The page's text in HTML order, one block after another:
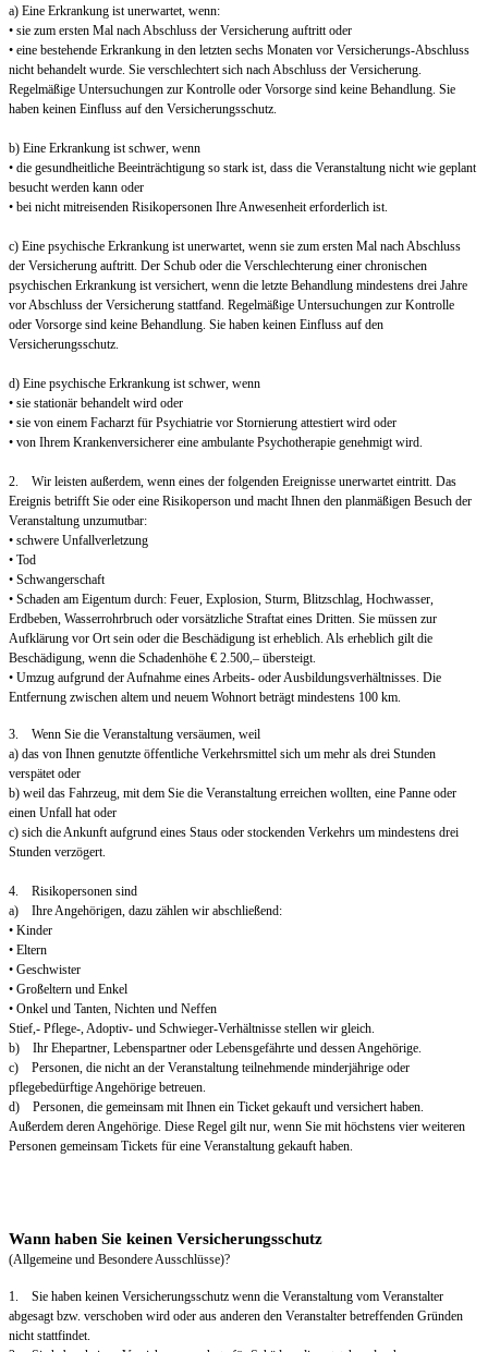
a) Eine Erkrankung ist unerwartet, wenn:
• sie zum ersten Mal nach Abschluss der Versicherung auftritt oder
• eine bestehende Erkrankung in den letzten sechs Monaten vor Versicherungs-Abschluss
nicht behandelt wurde. Sie verschlechtert sich nach Abschluss der Versicherung.
Regelmäßige Untersuchungen zur Kontrolle oder Vorsorge sind keine Behandlung. Sie
haben keinen Einfluss auf den Versicherungsschutz.
b) Eine Erkrankung ist schwer, wenn
• die gesundheitliche Beeinträchtigung so stark ist, dass die Veranstaltung nicht wie geplant
besucht werden kann oder
• bei nicht mitreisenden Risikopersonen Ihre Anwesenheit erforderlich ist.
c) Eine psychische Erkrankung ist unerwartet, wenn sie zum ersten Mal nach Abschluss
der Versicherung auftritt. Der Schub oder die Verschlechterung einer chronischen
psychischen Erkrankung ist versichert, wenn die letzte Behandlung mindestens drei Jahre
vor Abschluss der Versicherung stattfand. Regelmäßige Untersuchungen zur Kontrolle
oder Vorsorge sind keine Behandlung. Sie haben keinen Einfluss auf den
Versicherungsschutz.
d) Eine psychische Erkrankung ist schwer, wenn
• sie stationär behandelt wird oder
• sie von einem Facharzt für Psychiatrie vor Stornierung attestiert wird oder
• von Ihrem Krankenversicherer eine ambulante Psychotherapie genehmigt wird.
2. Wir leisten außerdem, wenn eines der folgenden Ereignisse unerwartet eintritt. Das
Ereignis betrifft Sie oder eine Risikoperson und macht Ihnen den planmäßigen Besuch der
Veranstaltung unzumutbar:
• schwere Unfallverletzung
• Tod
• Schwangerschaft
• Schaden am Eigentum durch: Feuer, Explosion, Sturm, Blitzschlag, Hochwasser,
Erdbeben, Wasserrohrbruch oder vorsätzliche Straftat eines Dritten. Sie müssen zur
Aufklärung vor Ort sein oder die Beschädigung ist erheblich. Als erheblich gilt die
Beschädigung, wenn die Schadenhöhe € 2.500,– übersteigt.
• Umzug aufgrund der Aufnahme eines Arbeits- oder Ausbildungsverhältnisses. Die
Entfernung zwischen altem und neuem Wohnort beträgt mindestens 100 km.
3. Wenn Sie die Veranstaltung versäumen, weil
a) das von Ihnen genutzte öffentliche Verkehrsmittel sich um mehr als drei Stunden
verspätet oder
b) weil das Fahrzeug, mit dem Sie die Veranstaltung erreichen wollten, eine Panne oder
einen Unfall hat oder
c) sich die Ankunft aufgrund eines Staus oder stockenden Verkehrs um mindestens drei
Stunden verzögert.
4. Risikopersonen sind
a) Ihre Angehörigen, dazu zählen wir abschließend:
• Kinder
• Eltern
• Geschwister
• Großeltern und Enkel
• Onkel und Tanten, Nichten und Neffen
Stief,- Pflege-, Adoptiv- und Schwieger-Verhältnisse stellen wir gleich.
b) Ihr Ehepartner, Lebenspartner oder Lebensgefährte und dessen Angehörige.
c) Personen, die nicht an der Veranstaltung teilnehmende minderjährige oder
pflegebedürftige Angehörige betreuen.
d) Personen, die gemeinsam mit Ihnen ein Ticket gekauft und versichert haben.
Außerdem deren Angehörige. Diese Regel gilt nur, wenn Sie mit höchstens vier weiteren
Personen gemeinsam Tickets für eine Veranstaltung gekauft haben.
Wann haben Sie keinen Versicherungsschutz
(Allgemeine und Besondere Ausschlüsse)?
1. Sie haben keinen Versicherungsschutz wenn die Veranstaltung vom Veranstalter
abgesagt bzw. verschoben wird oder aus anderen den Veranstalter betreffenden Gründen
nicht stattfindet.